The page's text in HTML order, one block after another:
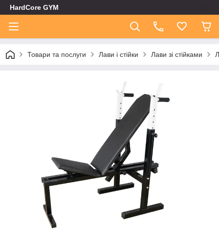
HardCore GYM
Товари та послуги Лави і стійки Лави зі стійками